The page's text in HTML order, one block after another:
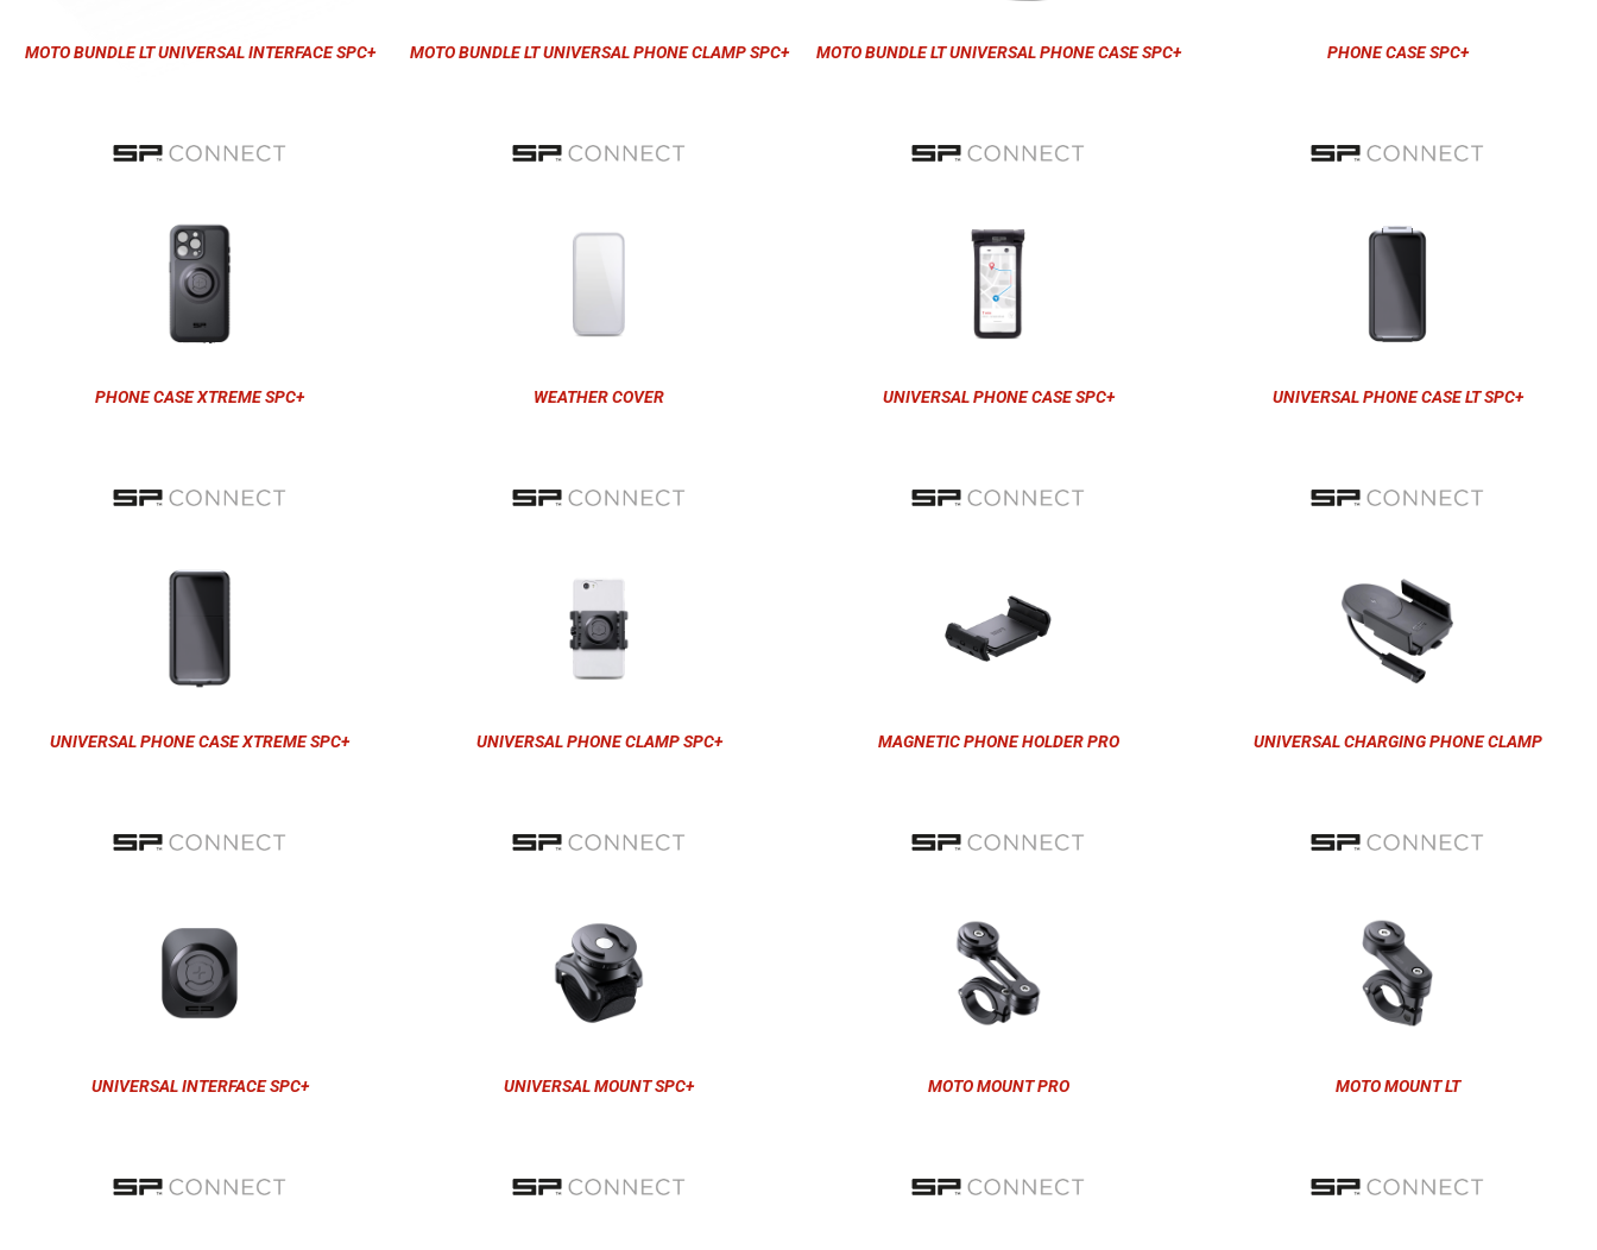
MOTO BUNDLE LT UNIVERSAL INTERFACE SPC+ MOTO BUNDLE LT UNIVERSAL PHONE CLAMP SPC+ MOTO BUNDLE LT UNIVERSAL PHONE CASE SPC+ PHONE CASE SPC+
PHONE CASE XTREME SPC+ WEATHER COVER UNIVERSAL PHONE CASE SPC+ UNIVERSAL PHONE CASE LT SPC+
UNIVERSAL PHONE CASE XTREME SPC+ UNIVERSAL PHONE CLAMP SPC+ MAGNETIC PHONE HOLDER PRO UNIVERSAL CHARGING PHONE CLAMP
UNIVERSAL INTERFACE SPC+ UNIVERSAL MOUNT SPC+ MOTO MOUNT PRO MOTO MOUNT LT